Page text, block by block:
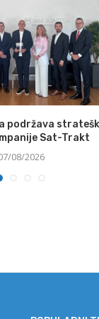
podržava
Sat-Trakt
08/2026